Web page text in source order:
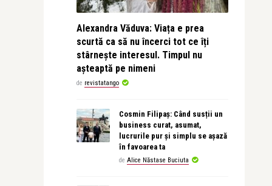
Alexandra Văduva: Viața e prea
scurtă ca să nu încerci tot ce îți
stârnește interesul. Timpul nu
așteaptă pe nimeni
de revistatango
Cosmin Filipaș: Când susții un
business curat, asumat,
lucrurile pur și simplu se așază
în favoarea ta
de Alice Năstase Buciuta